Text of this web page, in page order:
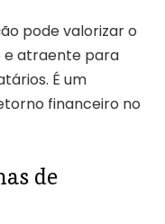
pode valorizar o
e atraente para
É um
financeiro no
de